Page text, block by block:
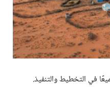
في التخطيط والتنفيذ.